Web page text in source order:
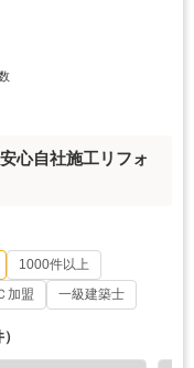
心自社施工リフォ
1000件以上
加盟 一級建築士